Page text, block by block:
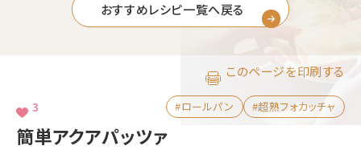
おすすめレシピ一覧へ戻る
簡単アクアパッツァ
3 #ロールパン #超熟フォカッチャ
このページを印刷する